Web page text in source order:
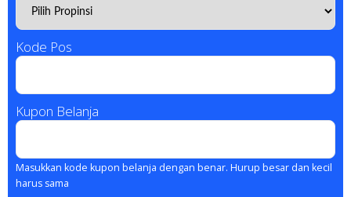
Kode Pos
Kupon Belanja
Masukkan kode kupon belanja dengan benar. Hurup besar dan kecil
harus sama